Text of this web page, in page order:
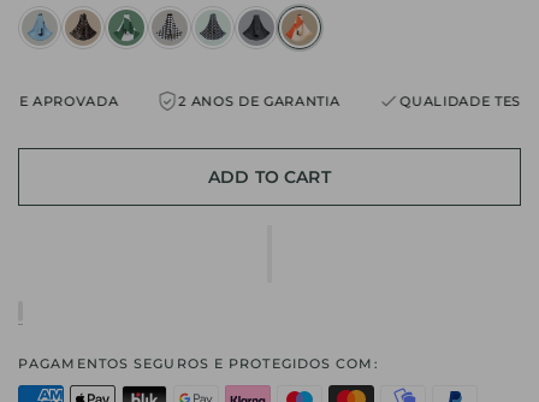
2 ANOS DE GARANTIA QUALIDADE TESTADA
ADD TO CART
PAGAMENTOS SEGUROS E PROTEGIDOS COM: